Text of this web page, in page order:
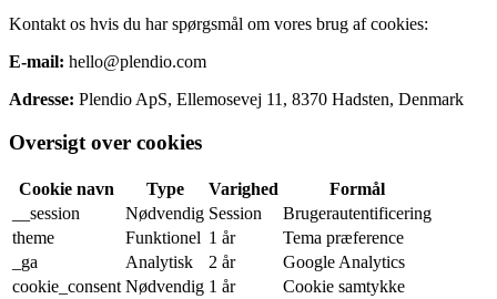
Kontakt os hvis du har spørgsmål om vores brug af cookies:
E-mail: hello@plendio.com
Adresse: Plendio ApS, Ellemosevej 11, 8370 Hadsten, Denmark
Oversigt over cookies
Cookie navn Type Varighed
Formål
__session
Nødvendig Session
Brugerautentificering
theme
Funktionel 1 år
Tema præference
_ga
Analytisk 2 år
Google Analytics
cookie_consent Nødvendig 1 år
Cookie samtykke